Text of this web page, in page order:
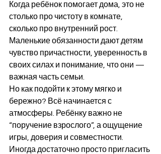
Когда ребёнок помогает дома, это не
столько про чистоту в комнате,
сколько про внутренний рост.
Маленькие обязанности дают детям
чувство причастности, уверенность в
своих силах и понимание, что они —
важная часть семьи.
Но как подойти к этому мягко и
бережно? Всё начинается с
атмосферы. Ребёнку важно не
“поручение взрослого”, а ощущение
игры, доверия и совместности.
Иногда достаточно просто пригласить